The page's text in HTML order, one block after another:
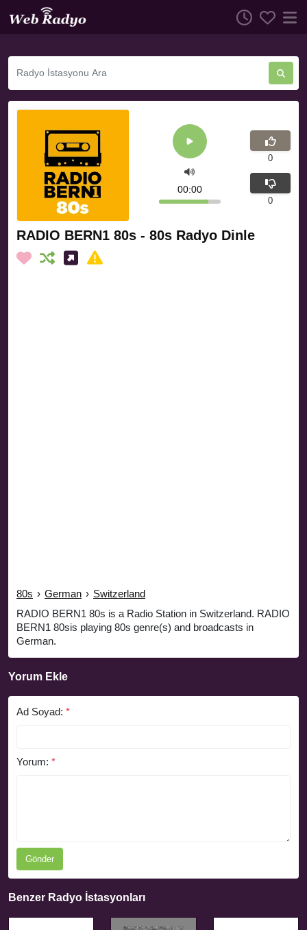
RADIO BERN1 80s - 80s Radyo Dinle
80s › German › Switzerland
RADIO BERN1 80s is a Radio Station in Switzerland. RADIO
BERN1 80sis playing 80s genre(s) and broadcasts in
German.
00:00
0
0
Yorum Ekle
Ad Soyad: *
Yorum: *
Gönder
Benzer Radyo İstasyonları